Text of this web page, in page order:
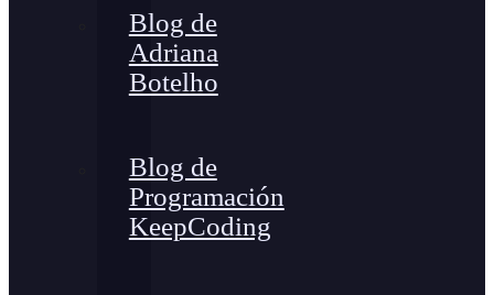
Blog de
Adriana
Botelho
Blog de
Programación
KeepCoding